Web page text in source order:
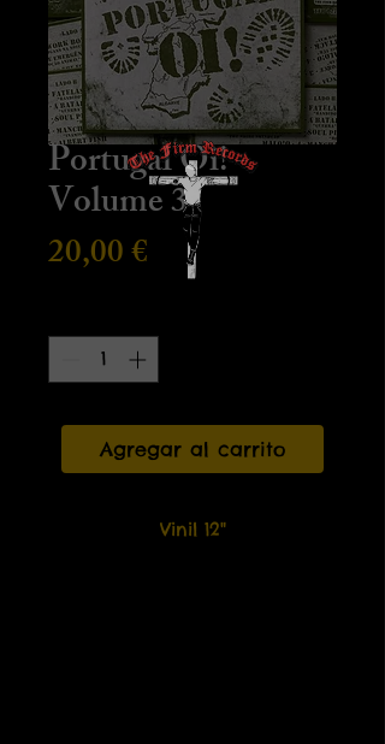
Portugal Oi! -
Volume 3
20,00 € Precio
Agregar al carrito
Vinil 12"